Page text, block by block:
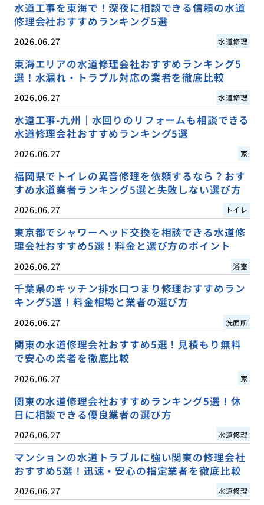
水道工事を東海で！深夜に相談できる信頼の水道
修理会社おすすめランキング5選
2026.06.27 水道修理
東海エリアの水道修理会社おすすめランキング5
選！水漏れ・トラブル対応の業者を徹底比較
2026.06.27 水道修理
水道工事-九州｜水回りのリフォームも相談できる
水道修理会社おすすめランキング5選
2026.06.27 家
福岡県でトイレの異音修理を依頼するなら？おす
すめ水道業者ランキング5選と失敗しない選び方
2026.06.27 トイレ
東京都でシャワーヘッド交換を相談できる水道修
理会社おすすめ5選！料金と選び方のポイント
2026.06.27 浴室
千葉県のキッチン排水口つまり修理おすすめラン
キング5選！料金相場と業者の選び方
2026.06.27 洗面所
関東の水道修理会社おすすめ5選！見積もり無料
で安心の業者を徹底比較
2026.06.27 家
関東の水道修理会社おすすめランキング5選！休
日に相談できる優良業者の選び方
2026.06.27 水道修理
マンションの水道トラブルに強い関東の修理会社
おすすめ5選！迅速・安心の指定業者を徹底比較
2026.06.27 水道修理